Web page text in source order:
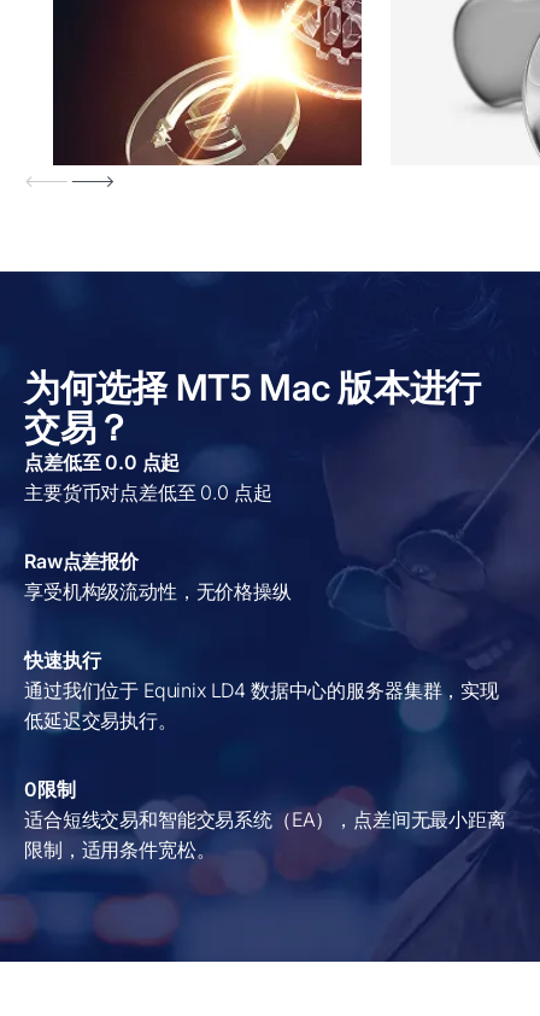
为何选择 MT5 Mac 版本进行
交易？
点差低至 0.0 点起
主要货币对点差低至 0.0 点起
Raw点差报价
享受机构级流动性，无价格操纵
快速执行
通过我们位于 Equinix LD4 数据中心的服务器集群，实现
低延迟交易执行。
0限制
适合短线交易和智能交易系统（EA），点差间无最小距离
限制，适用条件宽松。